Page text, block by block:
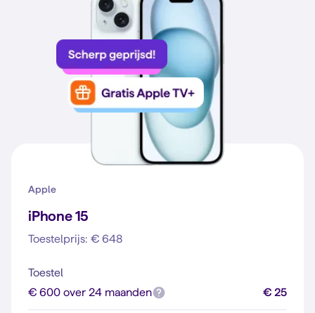
Apple
iPhone 15
Toestelprijs: € 648
Toestel
€ 600 over 24 maanden
€ 25